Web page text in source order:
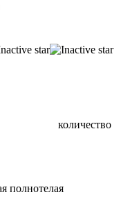
количество